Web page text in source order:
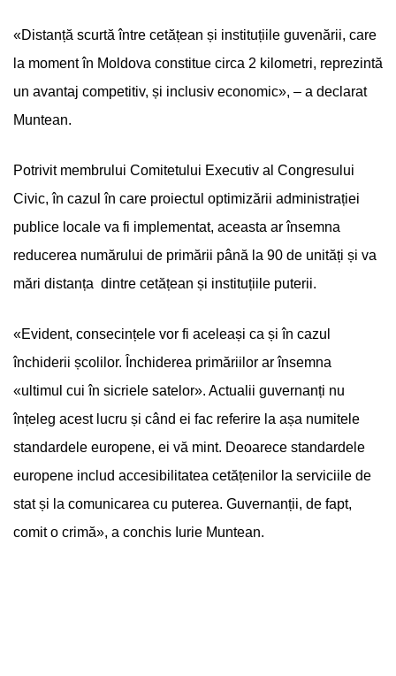
«Distanță scurtă între cetățean și instituțiile guvenării, care
la moment în Moldova constitue circa 2 kilometri, reprezintă
un avantaj competitiv, și inclusiv economic», – a declarat
Muntean.
Potrivit membrului Comitetului Executiv al Congresului
Civic, în cazul în care proiectul optimizării administrației
publice locale va fi implementat, aceasta ar însemna
reducerea numărului de primării până la 90 de unități și va
mări distanța dintre cetățean și instituțiile puterii.
«Evident, consecințele vor fi aceleași ca și în cazul
închiderii școlilor. Închiderea primăriilor ar însemna
«ultimul cui în sicriele satelor». Actualii guvernanți nu
înțeleg acest lucru și când ei fac referire la așa numitele
standardele europene, ei vă mint. Deoarece standardele
europene includ accesibilitatea cetățenilor la serviciile de
stat și la comunicarea cu puterea. Guvernanții, de fapt,
comit o crimă», a conchis Iurie Muntean.